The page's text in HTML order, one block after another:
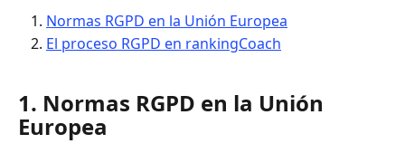
Normas RGPD en la Unión Europea
El proceso RGPD en rankingCoach
1. Normas RGPD en la Unión
Europea